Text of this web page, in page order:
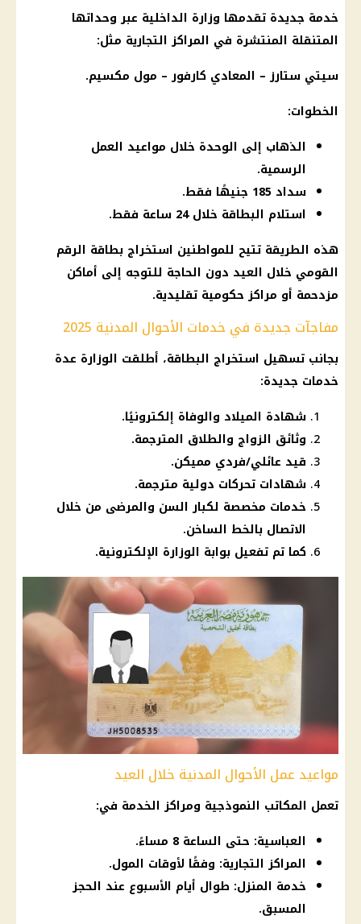
خدمة جديدة تقدمها وزارة الداخلية عبر وحداتها
المتنقلة المنتشرة في المراكز التجارية مثل:
سيتي ستارز – المعادي كارفور – مول مكسيم.
الخطوات:
الذهاب إلى الوحدة خلال مواعيد العمل
الرسمية.
سداد 185 جنيهًا فقط.
استلام البطاقة خلال 24 ساعة فقط.
هذه الطريقة تتيح للمواطنين استخراج بطاقة الرقم
القومي خلال العيد دون الحاجة للتوجه إلى أماكن
مزدحمة أو مراكز حكومية تقليدية.
مفاجآت جديدة في خدمات الأحوال المدنية 2025
بجانب تسهيل استخراج البطاقة، أطلقت الوزارة عدة
خدمات جديدة:
شهادة الميلاد والوفاة إلكترونيًا.
وثائق الزواج والطلاق المترجمة.
قيد عائلي/فردي مميكن.
شهادات تحركات دولية مترجمة.
خدمات مخصصة لكبار السن والمرضى من خلال
الاتصال بالخط الساخن.
كما تم تفعيل بوابة الوزارة الإلكترونية.
مواعيد عمل الأحوال المدنية خلال العيد
تعمل المكاتب النموذجية ومراكز الخدمة في:
العباسية: حتى الساعة 8 مساءً.
المراكز التجارية: وفقًا لأوقات المول.
خدمة المنزل: طوال أيام الأسبوع عند الحجز
المسبق.